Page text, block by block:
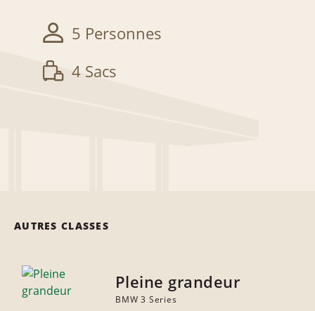
5 Personnes
4 Sacs
AUTRES CLASSES
Pleine grandeur
BMW 3 Series